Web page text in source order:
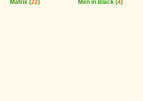
Matrix (22) Men in Black (4)